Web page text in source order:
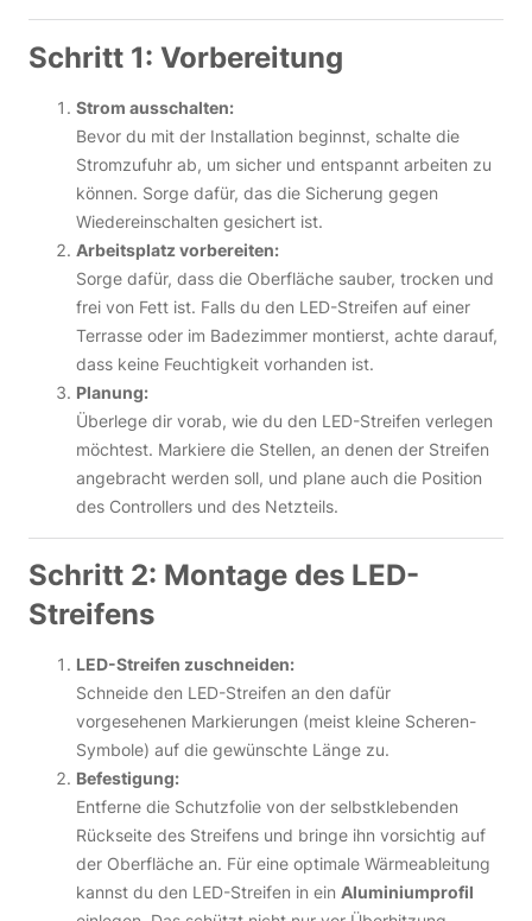
Schritt 1: Vorbereitung
Strom ausschalten:
Bevor du mit der Installation beginnst, schalte die
Stromzufuhr ab, um sicher und entspannt arbeiten zu
können. Sorge dafür, das die Sicherung gegen
Wiedereinschalten gesichert ist.
Arbeitsplatz vorbereiten:
Sorge dafür, dass die Oberfläche sauber, trocken und
frei von Fett ist. Falls du den LED-Streifen auf einer
Terrasse oder im Badezimmer montierst, achte darauf,
dass keine Feuchtigkeit vorhanden ist.
Planung:
Überlege dir vorab, wie du den LED-Streifen verlegen
möchtest. Markiere die Stellen, an denen der Streifen
angebracht werden soll, und plane auch die Position
des Controllers und des Netzteils.
Schritt 2: Montage des LED-
Streifens
LED-Streifen zuschneiden:
Schneide den LED-Streifen an den dafür
vorgesehenen Markierungen (meist kleine Scheren-
Symbole) auf die gewünschte Länge zu.
Befestigung:
Entferne die Schutzfolie von der selbstklebenden
Rückseite des Streifens und bringe ihn vorsichtig auf
der Oberfläche an. Für eine optimale Wärmeableitung
kannst du den LED-Streifen in ein Aluminiumprofil